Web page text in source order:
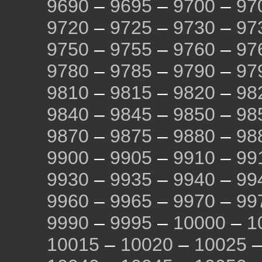
9690 – 9695 – 9700 –
9720 – 9725 – 9730 –
9750 – 9755 – 9760 –
9780 – 9785 – 9790 –
9810 – 9815 – 9820 –
9840 – 9845 – 9850 –
9870 – 9875 – 9880 –
9900 – 9905 – 9910 –
9930 – 9935 – 9940 –
9960 – 9965 – 9970 –
9990 – 9995 – 10000 –
10015 – 10020 – 10025